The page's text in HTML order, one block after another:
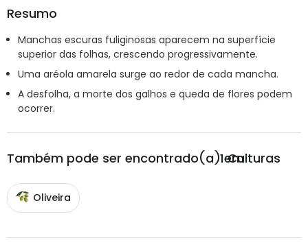
Resumo
Manchas escuras fuliginosas aparecem na superfície
superior das folhas, crescendo progressivamente.
Uma aréola amarela surge ao redor de cada mancha.
A desfolha, a morte dos galhos e queda de flores podem
ocorrer.
Também pode ser encontrado(a) em
1Culturas
Oliveira